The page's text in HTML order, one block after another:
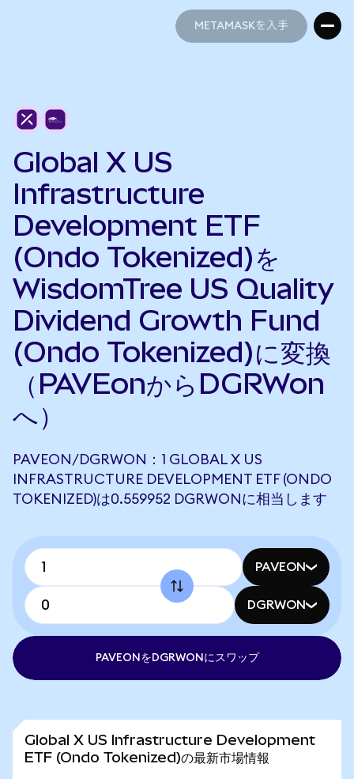
METAMASKを入手
Global X US
Infrastructure
Development ETF
(Ondo Tokenized)を
WisdomTree US Quality
Dividend Growth Fund
(Ondo Tokenized)に変換
（PAVEonからDGRWon
へ）
PAVEON/DGRWON：1 GLOBAL X US
INFRASTRUCTURE DEVELOPMENT ETF (ONDO
TOKENIZED)は0.559952 DGRWONに相当します
PAVEON
DGRWON
PAVEONをDGRWONにスワップ
Global X US Infrastructure Development
ETF (Ondo Tokenized)の最新市場情報